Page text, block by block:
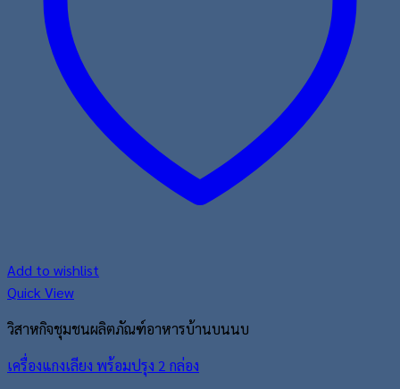
Add to wishlist
Quick View
วิสาหกิจชุมชนผลิตภัณฑ์อาหารบ้านบนนบ
เครื่องแกงเลียง พร้อมปรุง 2 กล่อง